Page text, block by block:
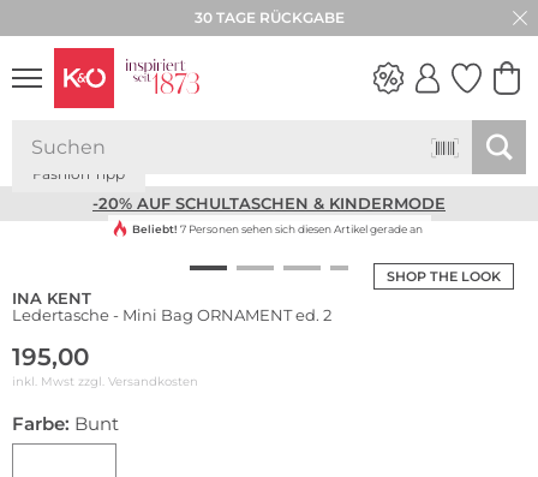
30 TAGE RÜCKGABE
NEW IN
WEDDING
-20% AUF SCHULTASCHEN & KINDERMODE
SHOP THE LOOK
Fashion Tipp
Beliebt! 7 Personen sehen sich diesen Artikel gerade an
INA KENT
Ledertasche - Mini Bag ORNAMENT ed. 2
195,00
inkl. Mwst zzgl. Versandkosten
Farbe: Bunt